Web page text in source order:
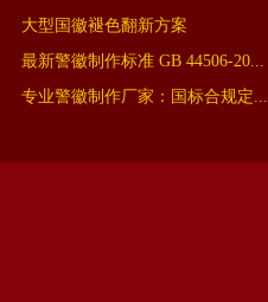
大型国徽褪色翻新方案
最新警徽制作标准 GB 44506-20...
专业警徽制作厂家：国标合规定...